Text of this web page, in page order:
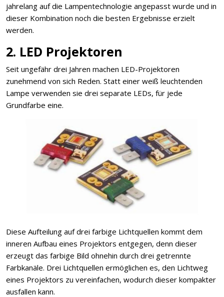
jahrelang auf die Lampentechnologie angepasst wurde und in
dieser Kombination noch die besten Ergebnisse erzielt
werden.
2. LED Projektoren
Seit ungefähr drei Jahren machen LED-Projektoren
zunehmend von sich Reden. Statt einer weiß leuchtenden
Lampe verwenden sie drei separate LEDs, für jede
Grundfarbe eine.
Diese Aufteilung auf drei farbige Lichtquellen kommt dem
inneren Aufbau eines Projektors entgegen, denn dieser
erzeugt das farbige Bild ohnehin durch drei getrennte
Farbkanäle. Drei Lichtquellen ermöglichen es, den Lichtweg
eines Projektors zu vereinfachen, wodurch dieser kompakter
ausfallen kann.